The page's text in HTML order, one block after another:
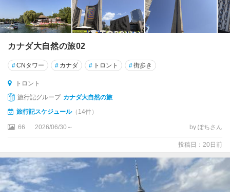
★
タ
★
ナ
デ
ィ
ッ
キ
ー
カナダ大自然の旅02
#CNタワー # カナダ # トロント #街歩き
トロント
旅行記グループ カナダ大自然の旅
旅行記スケジュール（14件）
66 2026/06/30～ by ぽちさん
投稿日：20日前